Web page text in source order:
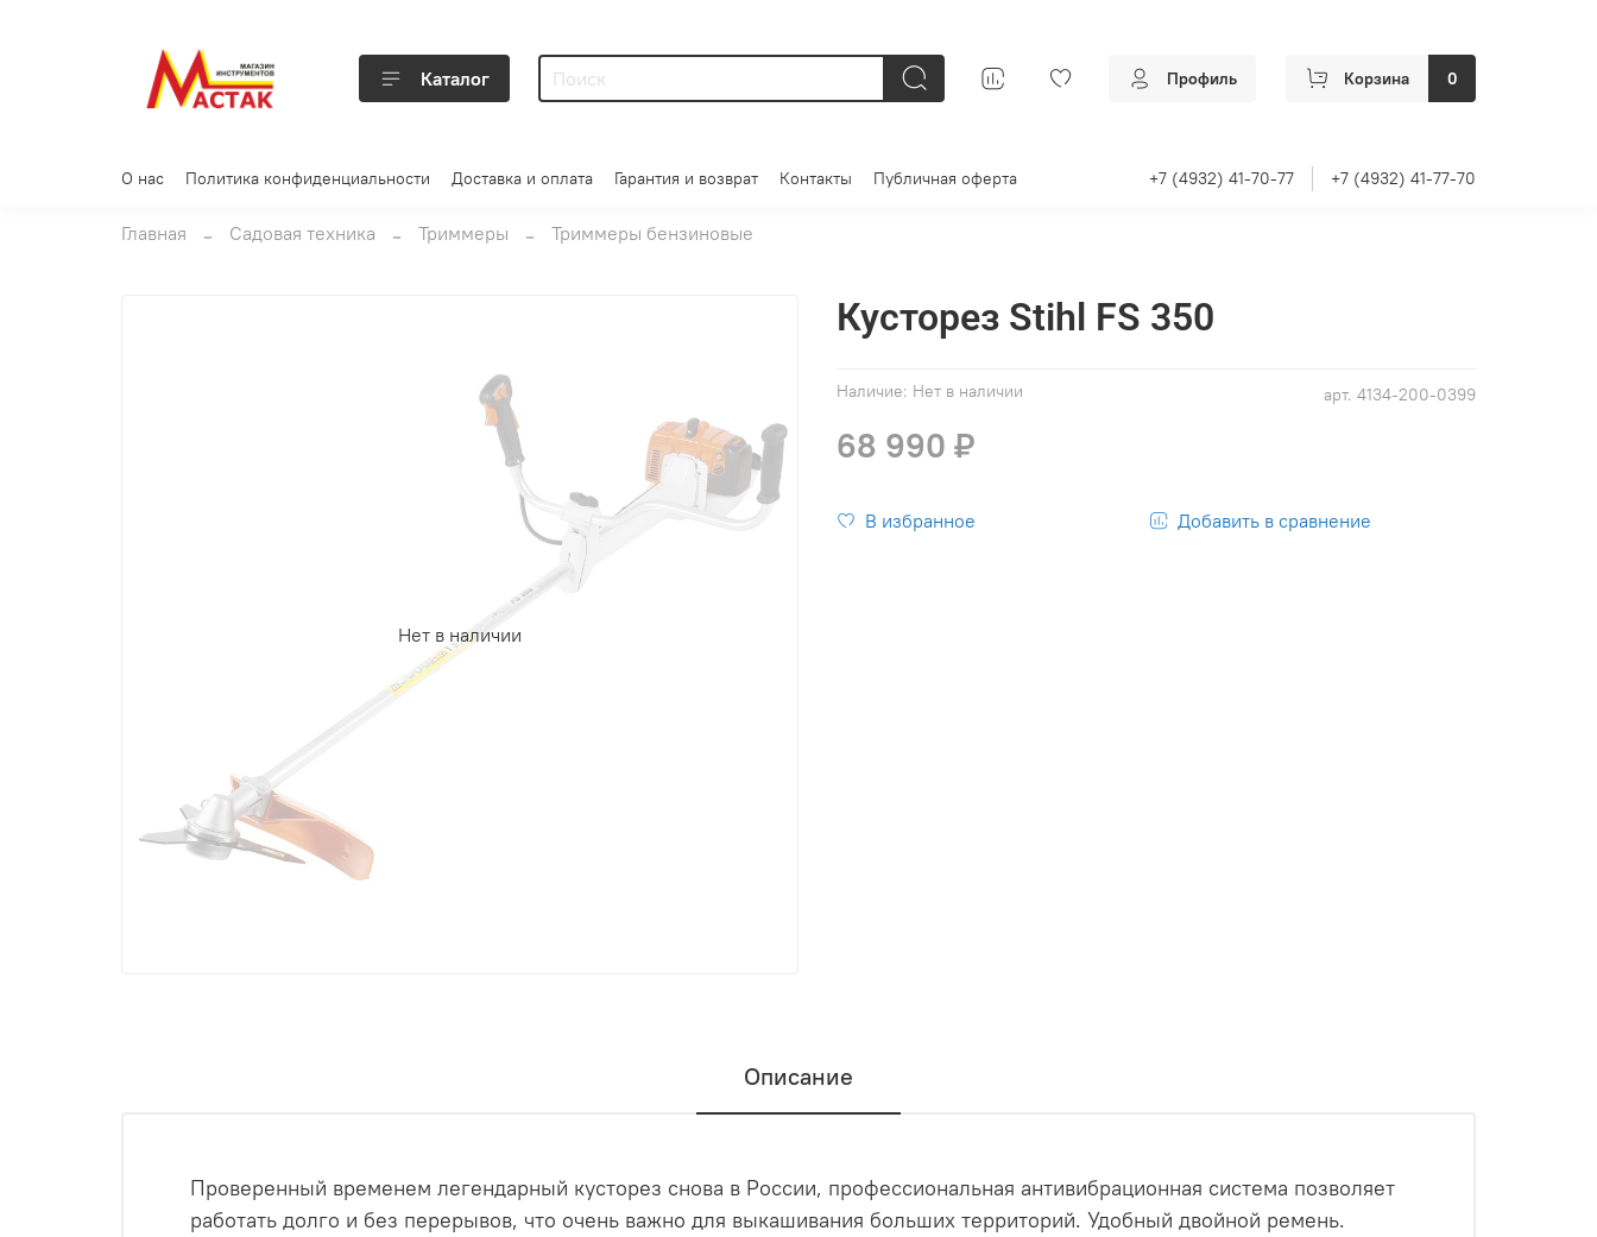
Каталог Профиль Корзина 0
О нас Политика конфиденциальности Доставка и оплата Гарантия и возврат Контакты Публичная оферта +7 (4932) 41-70-77 +7 (4932) 41-77-70
Главная Садовая техника Триммеры Триммеры бензиновые
Нет в наличии
арт. 4134-200-0399
Наличие: Нет в наличии
Кусторез Stihl FS 350
68 990 ₽
В избранное Добавить в сравнение
Описание
Проверенный временем легендарный кусторез снова в России, профессиональная антивибрационная система позволяет
работать долго и без перерывов, что очень важно для выкашивания больших территорий. Удобный двойной ремень.